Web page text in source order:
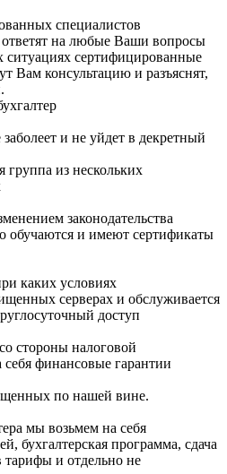
специалистов
на любые Ваши вопросы
сертифицированные
Вам консультацию и разъяснят,
и не уйдет в декретный
группа из нескольких
законодательства
обучаются и имеют сертификаты
каких условиях
серверах и обслуживается
доступ
стороны налоговой
финансовые гарантии
по нашей вине.
мы возьмем на себя
бухгалтерская программа, сдача
и отдельно не